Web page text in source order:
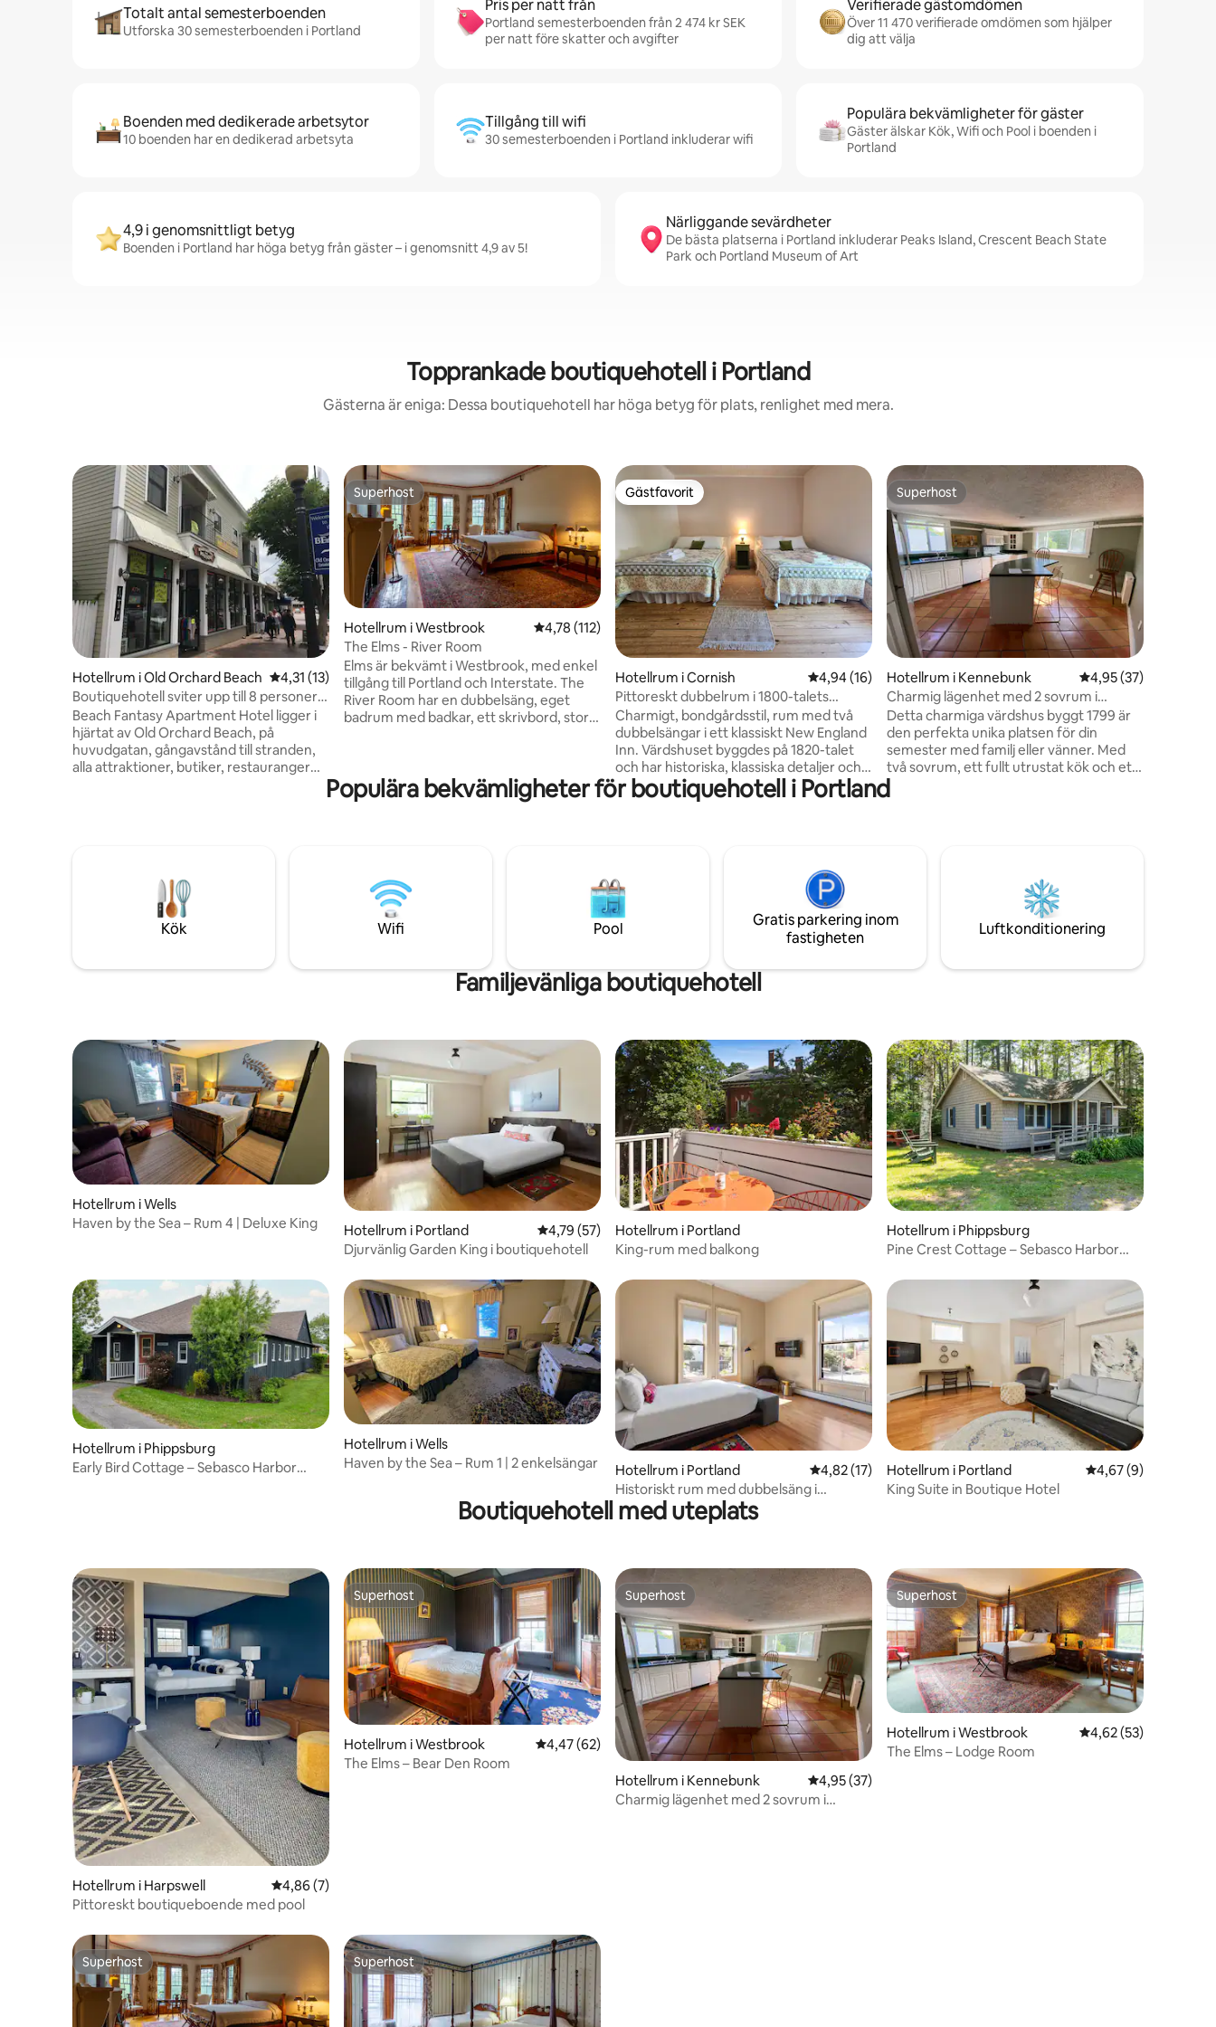
Totalt antal semesterboenden
Utforska 30 semesterboenden i Portland
Pris per natt från
Portland semesterboenden från 2 474 kr SEK
per natt före skatter och avgifter
Verifierade gästomdömen
Över 11 470 verifierade omdömen som hjälper
dig att välja
Boenden med dedikerade arbetsytor
10 boenden har en dedikerad arbetsyta
Tillgång till wifi
30 semesterboenden i Portland inkluderar wifi
Populära bekvämligheter för gäster
Gäster älskar Kök, Wifi och Pool i boenden i
Portland
4,9 i genomsnittligt betyg
Boenden i Portland har höga betyg från gäster – i genomsnitt 4,9 av 5!
Närliggande sevärdheter
De bästa platserna i Portland inkluderar Peaks Island, Crescent Beach State
Park och Portland Museum of Art
Topprankade boutiquehotell i Portland
Gästerna är eniga: Dessa boutiquehotell har höga betyg för plats, renlighet med mera.
Hotellrum i Old Orchard Beach 4,31 av 5 i genomsnittligt betyg, 13 omdömen
4,31 (13)
Boutiquehotell sviter upp till 8 personer -
Min till stranden
Beach Fantasy Apartment Hotel ligger i
hjärtat av Old Orchard Beach, på
huvudgatan, gångavstånd till stranden,
alla attraktioner, butiker, restauranger
och alla underhållningsområden. Hotellet
Old Orchard Beach som Beachfront
Palace Playland Park, som är den enda
nöjesparken vid stranden mycket mer.
Superhost
Superhost
Hotellrum i Westbrook 4,78 av 5 i genomsnittligt betyg, 112 omdömen
4,78 (112)
The Elms - River Room
Elms är bekvämt i Westbrook, med enkel
tillgång till Portland och Interstate. The
River Room har en dubbelsäng, eget
badrum med badkar, ett skrivbord, stor
berömd arkitekt, fungerade
ursprungligen som en lyxig Maine resort
floden.
Gästfavorit
Gästfavorit
Hotellrum i Cornish 4,94 av 5 i genomsnittligt betyg, 16 omdömen
4,94 (16)
Pittoreskt dubbelrum i 1800-talets
värdshus – Sacopee
Charmigt, bondgårdsstil, rum med två
dubbelsängar i ett klassiskt New England
Inn. Värdshuset byggdes på 1820-talet
och har historiska, klassiska detaljer och
moderna bekvämligheter. Njut av
frukost, lunch eller middag på Lindsay's
nära sommarläger och sjöar i Sebago
Lake-regionen. En perfekt
mellanlandning eller möjlighet att varva
ner längre.
Superhost
Superhost
Hotellrum i Kennebunk 4,95 av 5 i
4,95 (37)
Charmig lägenhet med 2 sovrum i
historiskt värdshus
Detta charmiga värdshus byggt 1799 är
den perfekta unika platsen för din
semester med familj eller vänner. Med
två sovrum, ett fullt utrustat kök och ett
vardagsrum att umgås i finns gott om
utrymme för alla. Beläget på Main Street,
tillhandahålls varje morgon för gäster,
och det finns en restaurang på plats.
Populära bekvämligheter för boutiquehotell i Portland
Kök Wifi Pool
Gratis parkering inom
fastigheten
Luftkonditionering
Familjevänliga boutiquehotell
Hotellrum i Wells
Haven by the Sea – Rum 4 | Deluxe King
Hotellrum i Portland 4,79 av 5 i genomsnittligt betyg, 57 omdömen
4,79 (57)
Djurvänlig Garden King i boutiquehotell
Hotellrum i Portland
King-rum med balkong
Hotellrum i Phippsburg
Pine Crest Cottage – Sebasco Harbor
Hotellrum i Phippsburg
Early Bird Cottage – Sebasco Harbor
Hotellrum i Wells
Haven by the Sea – Rum 1 | 2 enkelsängar
Hotellrum i Portland 4,82 av 5 i genomsnittligt betyg, 17 omdömen
4,82 (17)
Historiskt rum med dubbelsäng i
boutiquehotell
Hotellrum i Portland 4,67 av 5 i
4,67 (9)
King Suite in Boutique Hotel
Boutiquehotell med uteplats
Hotellrum i Harpswell 4,86 av 5 i genomsnittligt betyg, 7 omdömen
4,86 (7)
Pittoreskt boutiqueboende med pool
Superhost
Superhost
Hotellrum i Westbrook 4,47 av 5 i genomsnittligt betyg, 62 omdömen
4,47 (62)
The Elms – Bear Den Room
Superhost
Superhost
Hotellrum i Kennebunk 4,95 av 5 i genomsnittligt betyg, 37 omdömen
4,95 (37)
Charmig lägenhet med 2 sovrum i
Superhost
Superhost
Hotellrum i Westbrook 4,62 av 5 i
4,62 (53)
The Elms – Lodge Room
Superhost
Superhost Superhost
Superhost